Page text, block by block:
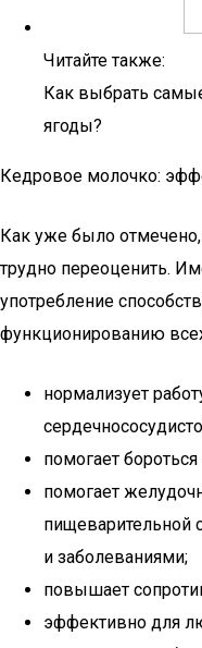
Читайте также:
Как выбрать
ягоды?
Кедровое молочко:
Как уже было
трудно переоценить.
употребление
функционированию
нормализует
помогает
помогает
пищеварительной
и заболеваниями;
повышает
эффективно для